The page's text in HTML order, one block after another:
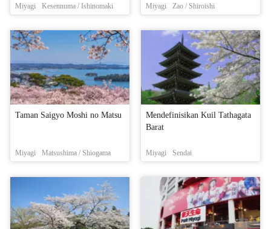
Miyagi Kesennuma / Ishinomaki Miyagi Zao / Shiroishi
Taman Saigyo Moshi no Matsu
Miyagi Matsushima / Shiogama
Mendefinisikan Kuil Tathagata
Barat
Miyagi Sendai